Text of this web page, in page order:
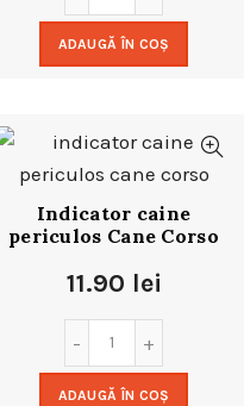
ADAUGĂ ÎN COȘ
Indicator caine
periculos Cane Corso
11.90 lei
ADAUGĂ ÎN COȘ